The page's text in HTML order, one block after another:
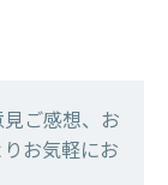
ご感想、お
お気軽にお